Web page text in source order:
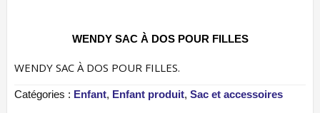
WENDY SAC À DOS POUR FILLES
WENDY SAC À DOS POUR FILLES.
Catégories : Enfant, Enfant produit, Sac et accessoires